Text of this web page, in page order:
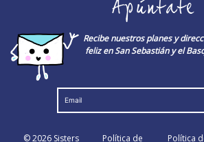
Apúntate
Recibe nuestros planes y
feliz en San Sebastián y el
© 2026 Sisters Política de Política